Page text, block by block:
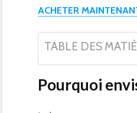
ACHETER
TABLE DES
Pourquoi